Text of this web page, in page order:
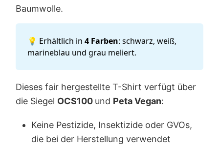
Baumwolle.
💡 Erhältlich in 4 Farben: schwarz, weiß,
marineblau und grau meliert.
Dieses fair hergestellte T-Shirt verfügt über
die Siegel OCS100 und Peta Vegan:
Keine Pestizide, Insektizide oder GVOs,
die bei der Herstellung verwendet